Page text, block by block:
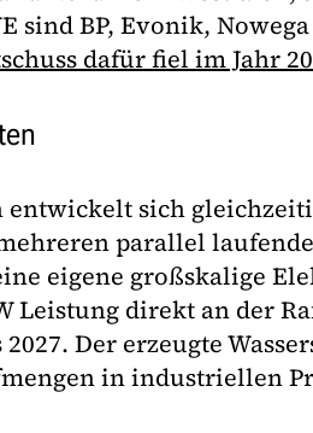
sind BP, Evonik,
dafür fiel im Jahr
entwickelt sich
parallel
eigene großskalige
Leistung direkt an der
Der erzeugte
in industriellen